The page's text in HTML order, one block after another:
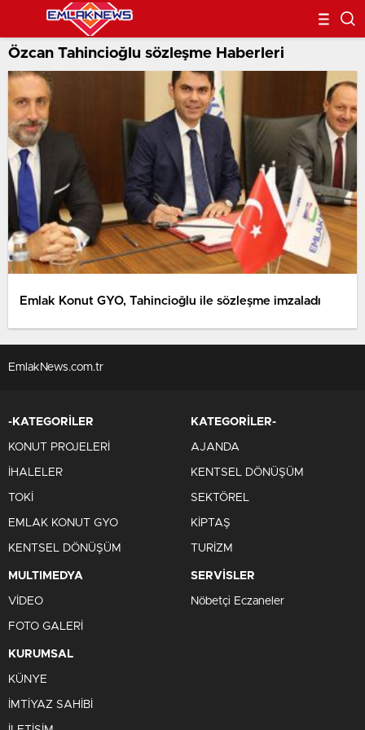
Özcan Tahincioğlu sözleşme Haberleri
Emlak Konut GYO, Tahincioğlu ile sözleşme imzaladı
EmlakNews.com.tr
-KATEGORİLER
KONUT PROJELERİ
İHALELER
TOKİ
EMLAK KONUT GYO
KENTSEL DÖNÜŞÜM
KATEGORİLER-
AJANDA
KENTSEL DÖNÜŞÜM
SEKTÖREL
KİPTAŞ
TURİZM
MULTIMEDYA
VİDEO
FOTO GALERİ
SERVİSLER
Nöbetçi Eczaneler
KURUMSAL
KÜNYE
İMTİYAZ SAHİBİ